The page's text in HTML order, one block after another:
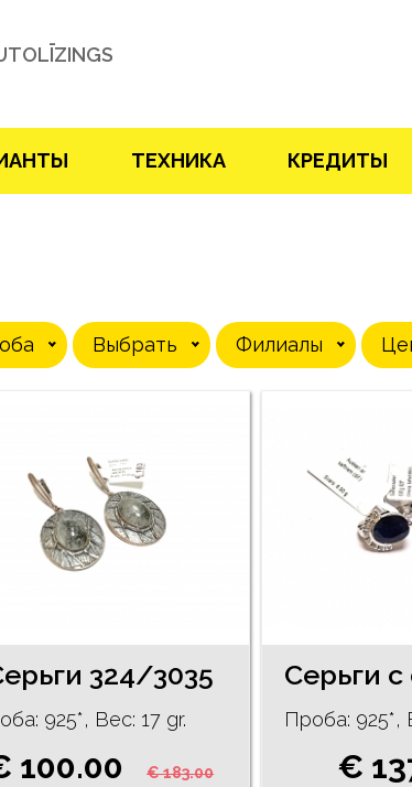
ТЕХНИКА КРЕДИТЫ
Филиалы
Выбрать
324/3035
925*, Bес: 17 gr.
100.00€ 183.00
Проба: 925*,
€